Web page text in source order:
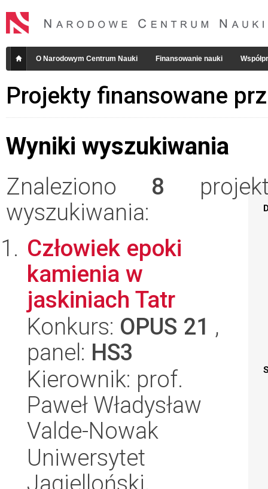
O Narodowym Centrum Nauki Finansowanie nauki
Projekty finansowane
Wyniki wyszukiwania
Znaleziono 8
wyszukiwania:
Człowiek epoki
kamienia w
jaskiniach Tatr
Konkurs: OPUS 21 ,
panel: HS3
Kierownik: prof.
Paweł Władysław
Valde-Nowak
Uniwersytet
Jagielloński,